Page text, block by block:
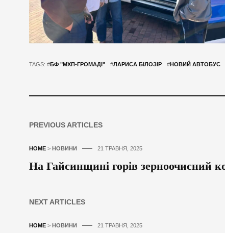
TAGS: #БФ "МХП-ГРОМАДІ" #ЛАРИСА БІЛОЗІР #НОВИЙ АВТОБУС
PREVIOUS ARTICLES
HOME > НОВИНИ 21 ТРАВНЯ, 2025
На Гайсинщині горів зерноочисний
NEXT ARTICLES
HOME > НОВИНИ 21 ТРАВНЯ, 2025